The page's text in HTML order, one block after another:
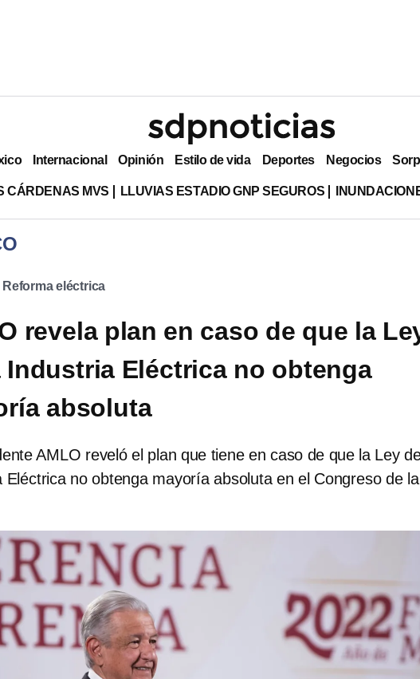
Internacional Opinión Estilo de vida Deportes Negocios
CÁRDENAS MVS LLUVIAS ESTADIO GNP SEGUROS
Reforma eléctrica
revela plan en caso de que la
Industria Eléctrica no obtenga
absoluta
AMLO reveló el plan que tiene en caso de que la Ley
Eléctrica no obtenga mayoría absoluta en el Congreso de la